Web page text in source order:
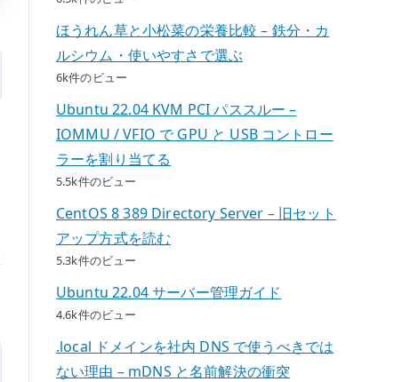
ほうれん草と小松菜の栄養比較 – 鉄分・カ
ルシウム・使いやすさで選ぶ
6k件のビュー
Ubuntu 22.04 KVM PCI パススルー –
IOMMU / VFIO で GPU と USB コントロー
ラーを割り当てる
5.5k件のビュー
CentOS 8 389 Directory Server – 旧セット
アップ方式を読む
5.3k件のビュー
Ubuntu 22.04 サーバー管理ガイド
4.6k件のビュー
.local ドメインを社内 DNS で使うべきでは
ない理由 – mDNS と名前解決の衝突